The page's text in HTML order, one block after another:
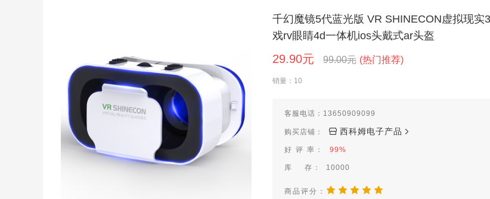
千幻魔镜5代蓝光版 VR SHINECON虚拟现实
戏rv眼睛4d一体机ios头戴式ar头盔
29.90元 99.00元 (热门推荐)
销量：10
客服电话：13650909099
购买店铺： 西科姆电子产品
好 评 率： 99%
库 存： 10000
商品评分：